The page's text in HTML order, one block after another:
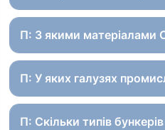
П: З якими матеріалами
П: У яких галузях
П: Скільки типів